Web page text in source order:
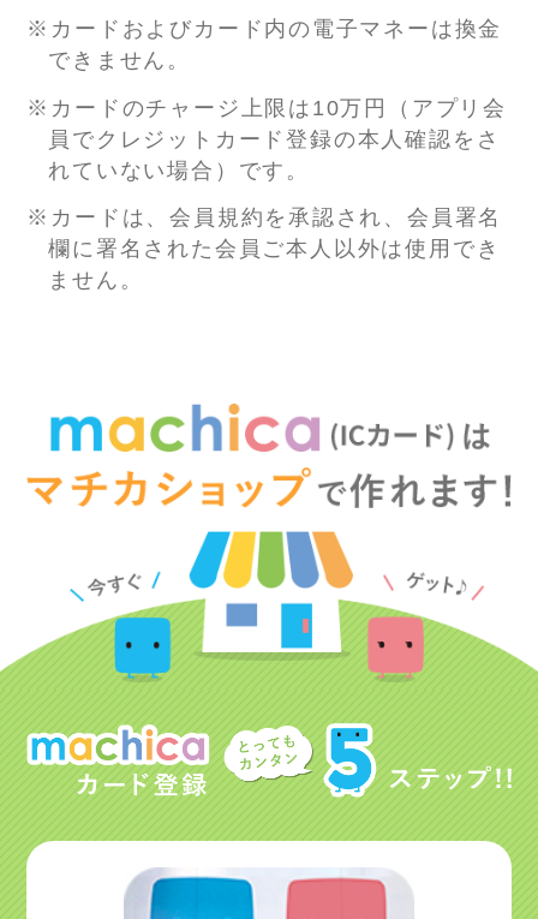
※カードおよびカード内の電子マネーは換金
できません。
※カードのチャージ上限は10万円（アプリ会
員でクレジットカード登録の本人確認をさ
れていない場合）です。
※カードは、会員規約を承認され、会員署名
欄に署名された会員ご本人以外は使用でき
ません。